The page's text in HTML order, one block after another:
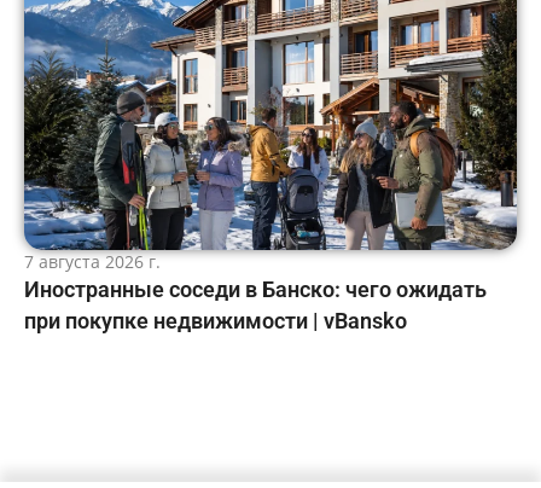
7 августа 2026 г.
Иностранные соседи в Банско: чего ожидать
при покупке недвижимости | vBansko